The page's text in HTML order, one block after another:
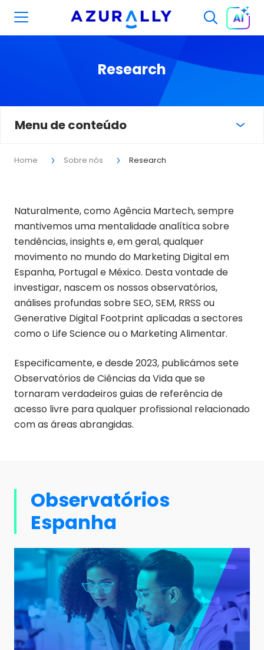
Research
Home Sobre nós Research
Menu de conteúdo
Naturalmente, como Agência Martech, sempre
mantivemos uma mentalidade analítica sobre
tendências, insights e, em geral, qualquer
movimento no mundo do Marketing Digital em
Espanha, Portugal e México. Desta vontade de
investigar, nascem os nossos observatórios,
análises profundas sobre SEO, SEM, RRSS ou
Generative Digital Footprint aplicadas a sectores
como o Life Science ou o Marketing Alimentar.
Especificamente, e desde 2023, publicámos sete
Observatórios de Ciências da Vida que se
tornaram verdadeiros guias de referência de
acesso livre para qualquer profissional relacionado
com as áreas abrangidas.
Observatórios
Espanha